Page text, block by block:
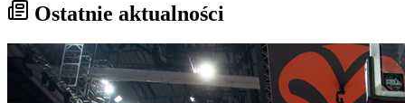
Ostatnie aktualności